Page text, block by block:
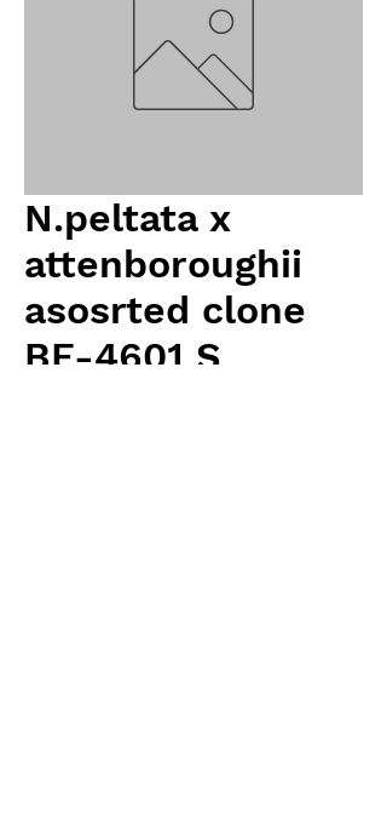
N.peltata x
attenboroughii
asosrted clone
BE-4601 S